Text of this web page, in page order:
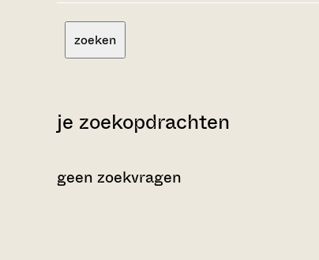
zoeken
je zoekopdrachten
geen zoekvragen